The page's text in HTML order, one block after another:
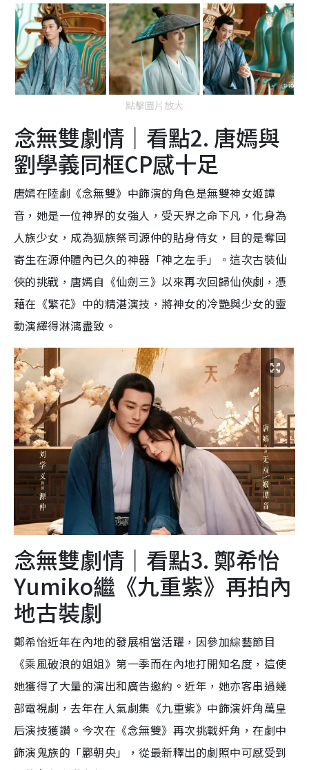
點擊圖片放大
念無雙劇情｜看點2. 唐嫣與
劉學義同框CP感十足
唐嫣在陸劇《念無雙》中飾演的角色是無雙神女姬譚
音，她是一位神界的女強人，受天界之命下凡，化身為
人族少女，成為狐族祭司源仲的貼身侍女，目的是奪回
寄生在源仲體內已久的神器「神之左手」。這次古裝仙
俠的挑戰，唐嫣自《仙劍三》以來再次回歸仙俠劇，憑
藉在《繁花》中的精湛演技，將神女的冷艷與少女的靈
動演繹得淋漓盡致。
念無雙劇情｜看點3. 鄭希怡
Yumiko繼《九重紫》再拍內
地古裝劇
鄭希怡近年在內地的發展相當活躍，因參加綜藝節目
《乘風破浪的姐姐》第一季而在內地打開知名度，這使
她獲得了大量的演出和廣告邀約。近年，她亦客串過幾
部電視劇，去年在人氣劇集《九重紫》中飾演奸角萬皇
后演技獲讚。今次在《念無雙》再次挑戰奸角，在劇中
飾演鬼族的「酈朝央」，從最新釋出的劇照中可感受到